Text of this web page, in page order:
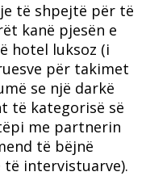
të shpejtë për të
kanë pjesën e
hotel luksoz (i
për takimet
se një darkë
të kategorisë së
me partnerin
të bëjnë
të intervistuarve).